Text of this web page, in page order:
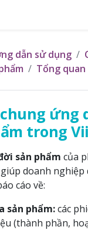
dẫn sử dụng
Tổng quan
ứng
trong
sản phẩm của
doanh
cáo về:
sản phẩm:các
(thành phần,